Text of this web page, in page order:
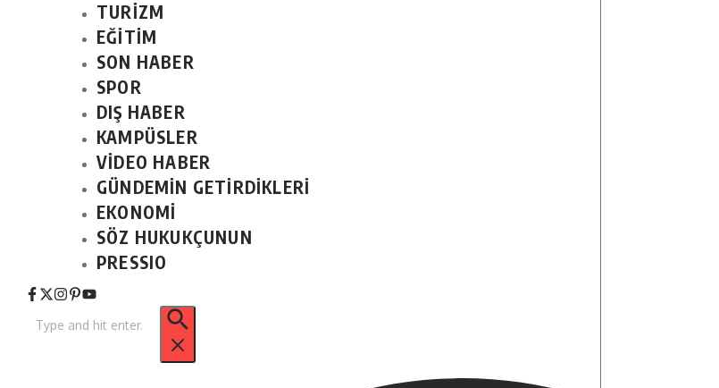
TURİZM
EĞİTİM
SON HABER
SPOR
DIŞ HABER
KAMPÜSLER
VİDEO HABER
GÜNDEMİN GETİRDİKLERİ
EKONOMİ
SÖZ HUKUKÇUNUN
PRESSIO